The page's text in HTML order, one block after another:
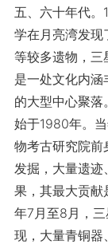
五、六十年代
学在月亮湾发现
等较多遗物，三
是一处文化内
的大型中心聚
始于1980年。
物考古研究院前
发掘，大量遗
果，其最大贡献
年7月至8月，
现，大量青铜器